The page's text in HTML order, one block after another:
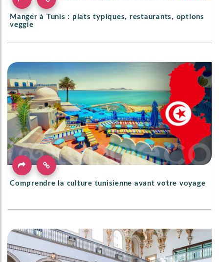
Manger à Tunis : plats typiques, restaurants, options
veggie
Comprendre la culture tunisienne avant votre voyage